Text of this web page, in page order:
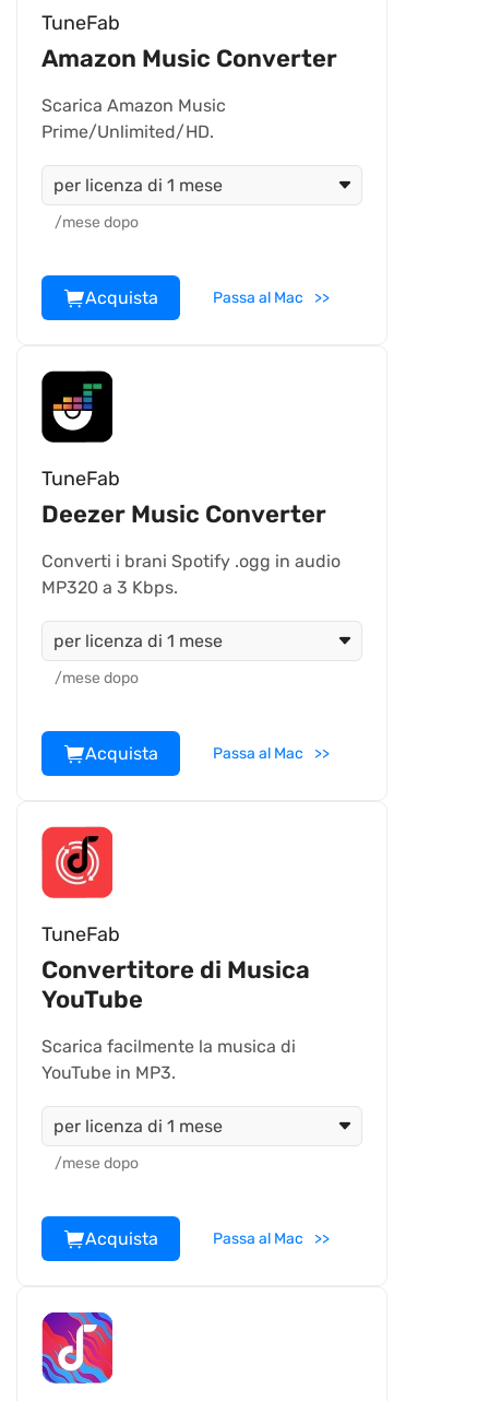
TuneFab
Amazon Music Converter
Scarica Amazon Music
Prime/Unlimited/HD.
per licenza di 1 mese
/mese dopo
Acquista Passa al Mac
TuneFab
Deezer Music Converter
Converti i brani Spotify .ogg in audio
MP320 a 3 Kbps.
per licenza di 1 mese
/mese dopo
Acquista Passa al Mac
TuneFab
Convertitore di Musica
YouTube
Scarica facilmente la musica di
YouTube in MP3.
per licenza di 1 mese
/mese dopo
Acquista Passa al Mac